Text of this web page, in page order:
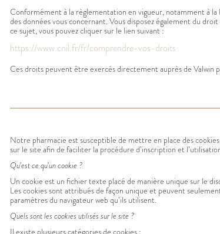
Conformément à la règlementation en vigueur, notamment à la
des données vous concernant. Vous disposez également du
ce sujet, vous pouvez cliquer sur le lien suivant :
https://www.cnil.fr/fr/comprendre-vos-droits
Ces droits peuvent être exercés directement auprès de Valwin
Notre pharmacie est susceptible de mettre en place des
sur le site afin de faciliter la procédure d’inscription et
Qu’est ce qu’un cookie ?
Un cookie est un fichier texte placé de manière unique sur le
Les cookies sont attribués de façon unique et peuvent
paramètres du navigateur web qu’ils utilisent.
Quels sont les cookies utilisés sur le site ?